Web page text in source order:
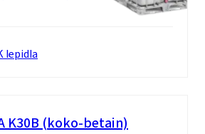
lepidla
K30B (koko-betain)